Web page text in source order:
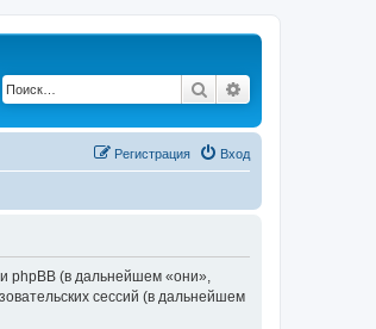
Поиск
Вход
Регистрация
phpBB (в дальнейшем «они»,
сессий (в дальнейшем